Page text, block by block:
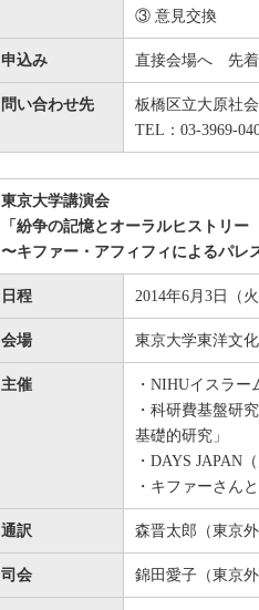
③ 意見交換
申込み 直接会場へ 先
問い合わせ先
板橋区立大原社
TEL：03-3969-
東京大学講演会
「紛争の記憶とオーラルヒストリー
〜キファー・アフィフィによるパレ
日程 2014年6月3日（火
会場 東京大学東洋文
主催
・NIHUイスラ
・科研費基盤研
基礎的研究」
・DAYS JAPAN
・キファーさん
通訳 森晋太郎（東京
司会 錦田愛子（東京